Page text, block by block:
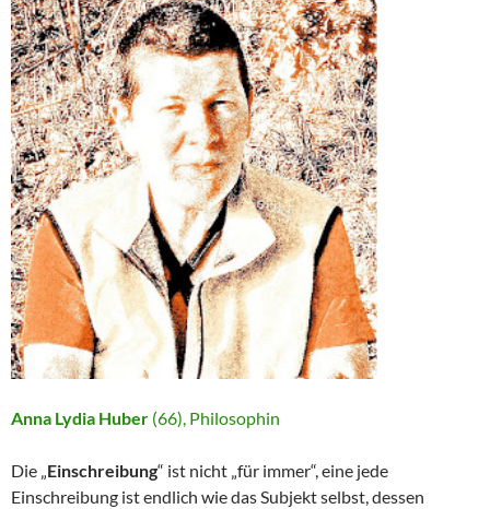
Anna Lydia Huber (66), Philosophin
Die „Einschreibung“ ist nicht „für immer“, eine jede
Einschreibung ist endlich wie das Subjekt selbst, dessen